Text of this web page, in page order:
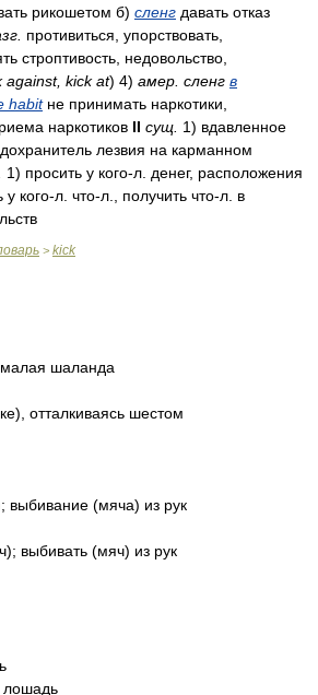
рикошетом б) сленг давать отказ
противиться, упорствовать,
строптивость, недовольство,
kick at) 4) амер. сленг в
habitне принимать наркотики,
наркотиков II сущ. 1) вдавленное
лезвия на карманном
1) просить у кого-л. денег, расположения
у кого-л. что-л., получить что-л. в
> kick
шаланда
отталкиваясь шестом
выбивание (мяча) из рук
выбивать (мяч) из рук
лошадь